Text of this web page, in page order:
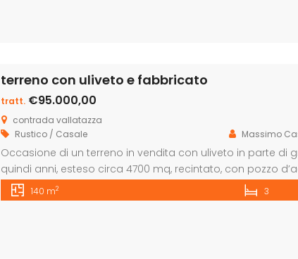
terreno con uliveto e fabbricato
tratt. €95.000,00
contrada vallatazza
Rustico / Casale
Massimo
Occasione di un terreno in vendita con uliveto in parte di
quindi anni, esteso circa 4700 mq, recintato, con pozzo
terra rifinito con veranda coperta ed un primo piano
letto […]
140 m2 3